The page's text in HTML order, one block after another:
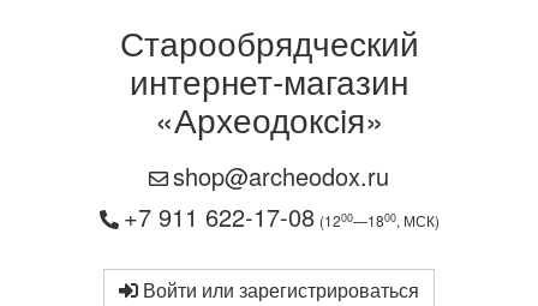
Старообрядческий
интернет-магазин
«Археодоксiя»
shop@archeodox.ru
+7 911 622-17-08 (1200—1800, МСК)
Войти или зарегистрироваться